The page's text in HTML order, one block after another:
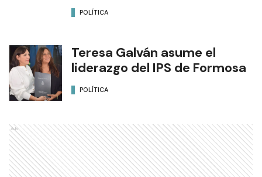
POLÍTICA
Teresa Galván asume el
liderazgo del IPS de Formosa
POLÍTICA
Ads